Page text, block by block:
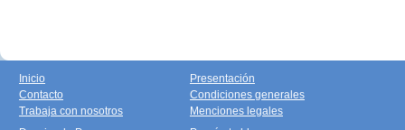
Inicio
Contacto
Trabaja con nosotros
Presentación
Condiciones generales
Menciones legales